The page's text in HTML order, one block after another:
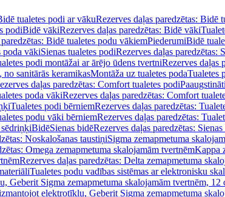
tualetes podi ar vākuRezerves daļas paredzētas: Bidē
podiBidē vākiRezerves daļas paredzētas: Bidē vāki
Bidē tualetes podu vākiemPiederumiBidē
poda vākiSienas tualetes podiRezerves daļas paredzētas:
podi montāžai ar ārējo ūdens tvertniRezerves daļas
no sanitārās keramikasMontāža uz tualetes podaTualetes
daļas paredzētas: Comfort tualetes podi
poda vākiRezerves daļas paredzētas: Comfort
Tualetes podi bērniemRezerves daļas paredzētas:
podu vāki bērniemRezerves daļas paredzētas:
sēdriņķiBidēSienas bidēRezerves daļas paredzētas:
Noskalošanas taustiņiSigma zemapmetuma
Omega zemapmetuma skalojamām tvertnēmKappa
Rezerves daļas paredzētas: Delta zemapmetuma
Tualetes podu vadības sistēmas ar elektronisku
Geberit Sigma zemapmetuma skalojamām tvertnēm, 12
elektrotīklu, Geberit Sigma zemapmetuma